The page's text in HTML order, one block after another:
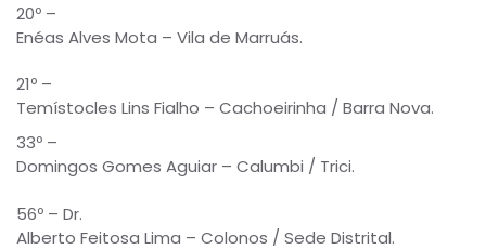
20º –
Enéas Alves Mota – Vila de Marruás.
21º –
Temístocles Lins Fialho – Cachoeirinha / Barra Nova.
33º –
Domingos Gomes Aguiar – Calumbi / Trici.
56º – Dr.
Alberto Feitosa Lima – Colonos / Sede Distrital.